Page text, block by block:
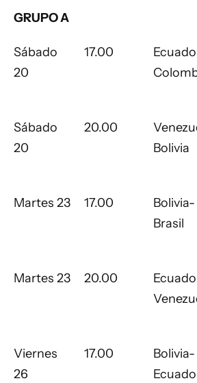
GRUPO A
Sábado
20
17.00
Sábado
20
20.00
Bolivia
Martes 23 17.00
Bolivia-
Brasil
Martes 23 20.00
Viernes
26
17.00
Bolivia-